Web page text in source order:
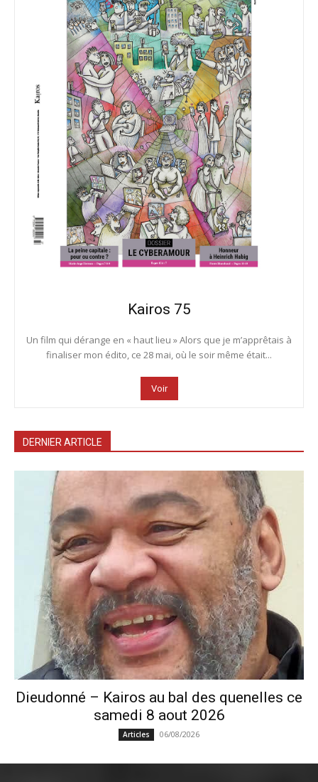
Kairos 75
Un film qui dérange en « haut lieu » Alors que je m’apprêtais à
finaliser mon édito, ce 28 mai, où le soir même était...
Voir
DERNIER ARTICLE
Dieudonné – Kairos au bal des quenelles ce
samedi 8 aout 2026
Articles 06/08/2026